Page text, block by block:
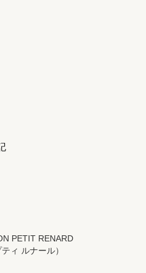
PETIT RENARD
ティ ルナール）